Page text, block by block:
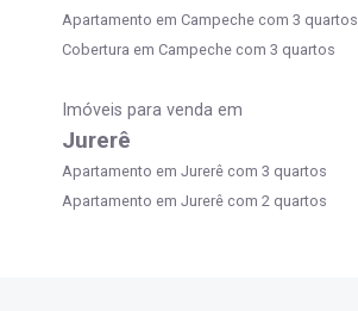
Apartamento em Campeche com 3 quartos
Cobertura em Campeche com 3 quartos
Imóveis para venda em
Jurerê
Apartamento em Jurerê com 3 quartos
Apartamento em Jurerê com 2 quartos